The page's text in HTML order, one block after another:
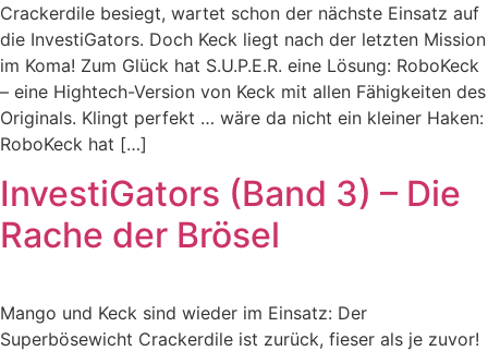
Crackerdile besiegt, wartet schon der nächste Einsatz auf
die InvestiGators. Doch Keck liegt nach der letzten Mission
im Koma! Zum Glück hat S.U.P.E.R. eine Lösung: RoboKeck
– eine Hightech-Version von Keck mit allen Fähigkeiten des
Originals. Klingt perfekt … wäre da nicht ein kleiner Haken:
RoboKeck hat […]
InvestiGators (Band 3) – Die
Rache der Brösel
Mango und Keck sind wieder im Einsatz: Der
Superbösewicht Crackerdile ist zurück, fieser als je zuvor!